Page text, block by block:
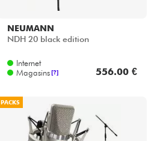
NEUMANN
NDH 20 black edition
Internet
Magasins[?] 556.00 €
PACKS